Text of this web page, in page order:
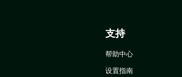
支持
帮助中心
设置指南